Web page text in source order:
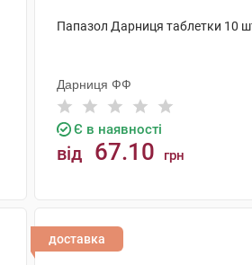
Папазол Дарниця таблетки 10
Дарниця ФФ
Є в наявності
від 67.10 грн
доставка